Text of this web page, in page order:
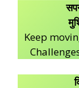
Keep